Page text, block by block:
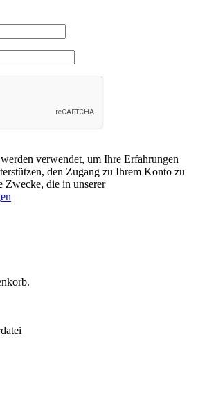
verwendet, um Ihre Erfahrungen
den Zugang zu Ihrem Konto zu
Zwecke, die in unserer